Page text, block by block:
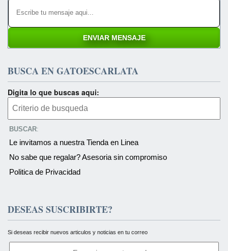
BUSCA EN GATOESCARLATA
Digita lo que buscas aqui:
BUSCAR:
Le invitamos a nuestra Tienda en Linea
No sabe que regalar? Asesoria sin compromiso
Politica de Privacidad
DESEAS SUSCRIBIRTE?
Si deseas recibir nuevos articulos y noticias en tu correo